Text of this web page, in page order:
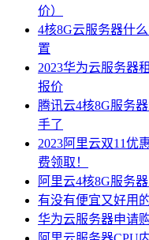
价）
4核8G云服务器什
置
2023华为云服务器
报价
腾讯云4核8G服务
手了
2023阿里云双11优
费领取！
阿里云4核8G服务
有没有便宜又好用
华为云服务器申请